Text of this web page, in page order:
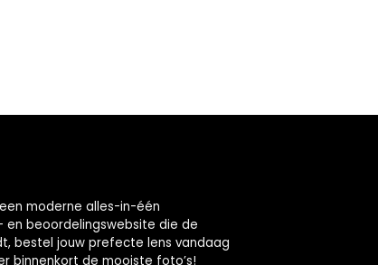
moderne alles-in-één
en beoordelingswebsite die de
bestel jouw prefecte lens vandaag
binnenkort de mooiste foto’s!